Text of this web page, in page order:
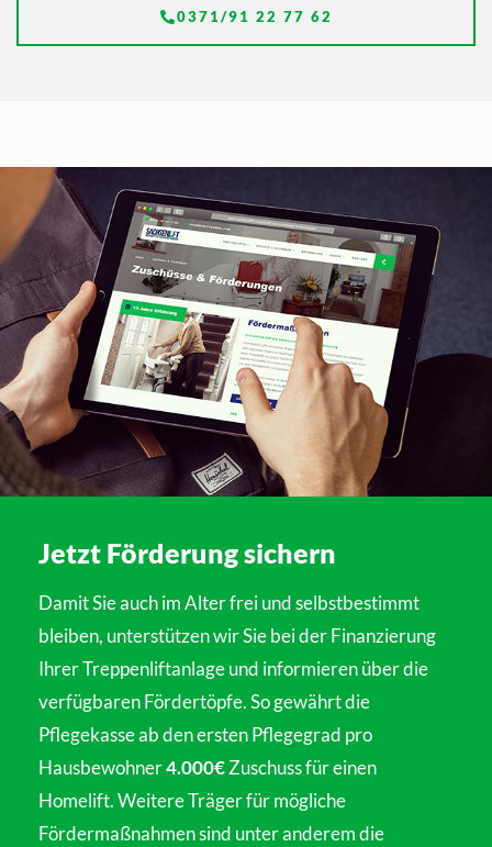
0371/91 22 77 62
Jetzt Förderung sichern
Damit Sie auch im Alter frei und selbstbestimmt
bleiben, unterstützen wir Sie bei der Finanzierung
Ihrer Treppenliftanlage und informieren über die
verfügbaren Fördertöpfe. So gewährt die
Pflegekasse ab den ersten Pflegegrad pro
Hausbewohner4.000€Zuschuss für einen
Homelift. Weitere Träger für mögliche
Fördermaßnahmen sind unter anderem die